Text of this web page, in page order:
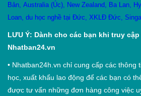
Bản Australia (Úc) New Zealand Ba Lan
Loan du học nghề tại Đức XKLĐ Đức
LƯU Ý: Dành cho các bạn khi truy
Nhatban24.vn
• Nhatban24h.vn chỉ cung cấp các thông
học, xuất khẩu lao động để các bạn có
được tư vấn những đơn hàng công việc